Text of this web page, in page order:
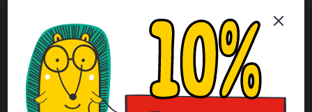
Гарантия на товар
Раскраски
Рекламодателям
Каталог